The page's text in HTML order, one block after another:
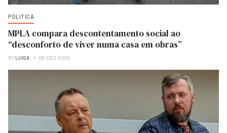
POLITICA
MPLA compara descontentamento social ao
“desconforto de viver numa casa em obras”
BY LUISA 08-DEZ-2025